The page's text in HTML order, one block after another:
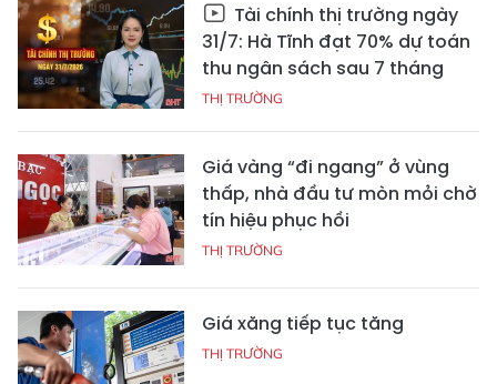
Tài chính thị trường ngày
31/7: Hà Tĩnh đạt 70% dự toán
thu ngân sách sau 7 tháng
THỊ TRƯỜNG
Giá vàng “đi ngang” ở vùng
thấp, nhà đầu tư mòn mỏi chờ
tín hiệu phục hồi
THỊ TRƯỜNG
Giá xăng tiếp tục tăng
THỊ TRƯỜNG